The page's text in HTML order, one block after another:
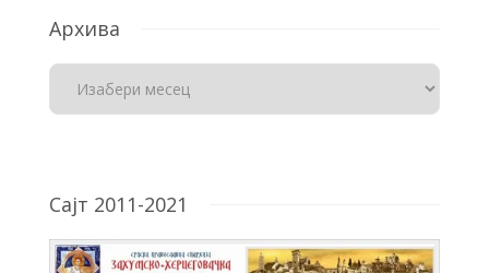
Архива
Сајт 2011-2021